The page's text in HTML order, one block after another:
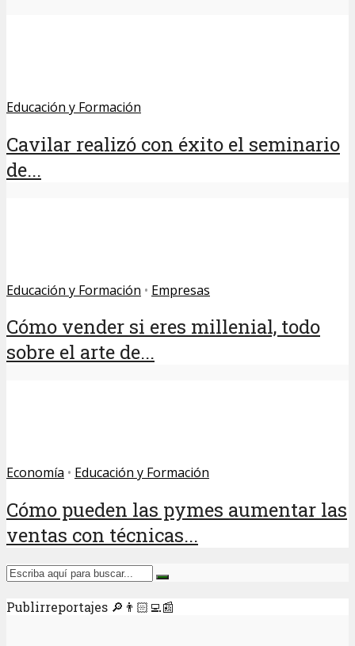
Educación y Formación
Cavilar realizó con éxito el seminario
de...
Educación y Formación • Empresas
Cómo vender si eres millenial, todo
sobre el arte de...
Economía • Educación y Formación
Cómo pueden las pymes aumentar las
ventas con técnicas...
Publirreportajes 🔎👨🏻‍💻📰